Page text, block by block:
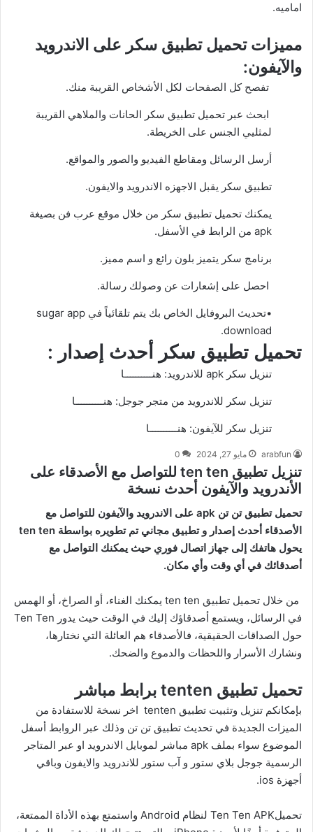
اماميه.
مميزات تحميل تطبيق سكر على الاندرويد
والآيفون:
تفصح كل الصفحات لكل الأشخاص القريبة منك.
ابحث عبر تحميل تطبيق سكر الحانات والملاهي القريبة
لمثليي الجنس على الخريطة.
أرسل الرسائل ومقاطع الفيديو والصور والمواقع.
تطبيق سكر يقبل الاجهزه الاندرويد والايفون.
يمكنك تحميل تطبيق سكر من خلال موقع عرب فن بصيغة
apk من الرابط في الأسفل.
برنامج سكر يتميز بلون رائع و اسم مميز.
احصل على إشعارات عن وصولك رسالة.
•تحديث البروفايل الخاص بك يتم تلقائياً في sugar app
download.
تحميل تطبيق سكر أحدث إصدار :
تنزيل سكر apk للاندرويد: هنــــــــــا
تنزيل سكر للاندرويد من متجر جوجل: هنــــــــــا
تنزيل سكر للآيفون: هنــــــــــا
arabfun مايو 27, 2024 0
تنزيل تطبيق ten ten للتواصل مع الأصدقاء على
الأندرويد والآيفون أحدث نسخة
تحميل تطبيق تن تن apk على الاندرويد والآيفون للتواصل مع
الأصدقاء أحدث إصدار و تطبيق مجاني تم تطويره بواسطة ten ten
يحول هاتفك إلى جهاز اتصال فوري حيث يمكنك التواصل مع
أصدقائك في أي وقت وأي مكان.
من خلال تحميل تطبيق ten ten يمكنك الغناء، أو الصراخ، أو الهمس
في الرسائل، ويستمع أصدقاؤك إليك في الوقت حيث يدور Ten Ten
حول الصداقات الحقيقية، فالأصدقاء هم العائلة التي نختارها،
ونشارك الأسرار واللحظات والدموع والضحك.
تحميل تطبيق tenten برابط مباشر
بإمكانكم تنزيل وتثبيت تطبيق tenten اخر نسخة للاستفادة من
الميزات الجديدة في تحديث تطبيق تن تن وذلك عبر الروابط أسفل
الموضوع سواء بملف apk مباشر لموبايل الاندرويد او عبر المتاجر
الرسمية جوجل بلاي ستور و آب ستور للاندرويد والايفون وباقي
أجهزة ios.
تحميلTen Ten APK لنظام Android واستمتع بهذه الأداة الممتعة،